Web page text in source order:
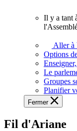
voir,
apprendre
et
à
à
Il y a tant
Aller à
Options
Le
Groupes
Planifier
Fermer
Fil d'Ariane